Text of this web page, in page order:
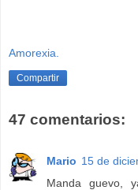
Amorexia.
Compartir
47 comentarios:
Mario 15 de
Manda guevo,